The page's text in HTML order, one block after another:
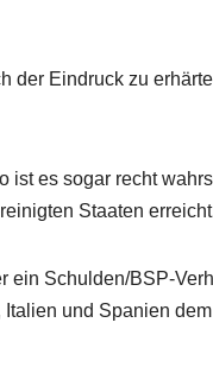
der Eindruck zu
ist es sogar recht
Staaten
ein Schulden/BSP-
und Spanien